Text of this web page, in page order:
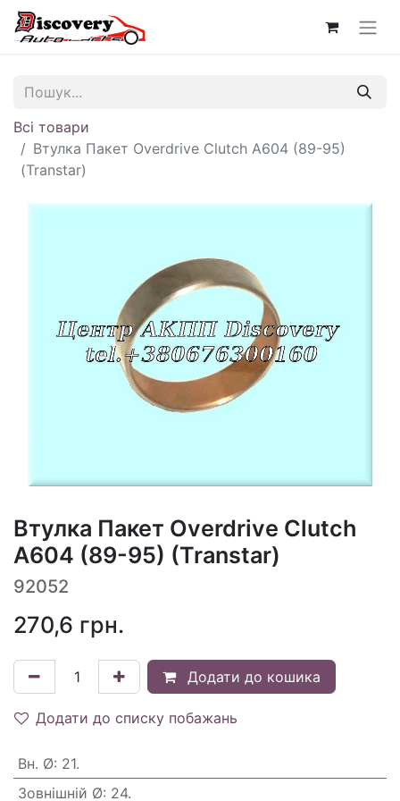
Всі товари
Втулка Пакет Overdrive Clutch A604 (89-95)
(Transtar)
Втулка Пакет Overdrive Clutch
A604 (89-95) (Transtar)
92052
270,6 грн.
Додати до кошика
Додати до списку побажань
Вн. Ø: 21.
Зовнішній Ø: 24.